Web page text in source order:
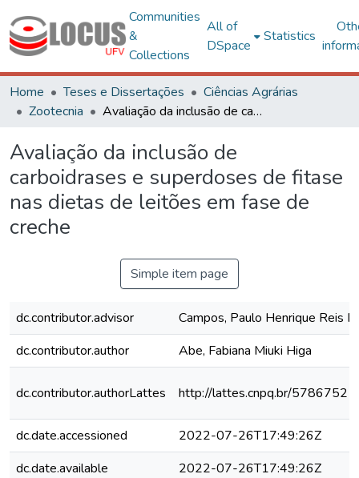
Communities
&
Collections
All of
DSpace
Statistics
Home Teses e Dissertações
Ciências Agrárias
Zootecnia
Avaliação da inclusão de carboidrases e superdoses de fitase nas dietas de leitões em fase de creche
Avaliação da inclusão de
carboidrases e superdoses de fitase
nas dietas de leitões em fase de
creche
Simple item page
dc.contributor.advisor
Campos, Paulo Henrique Reis
dc.contributor.author
Abe, Fabiana Miuki Higa
dc.contributor.authorLattes http://lattes.cnpq.br/
dc.date.accessioned
2022-07-26T17:49:26Z
dc.date.available
2022-07-26T17:49:26Z